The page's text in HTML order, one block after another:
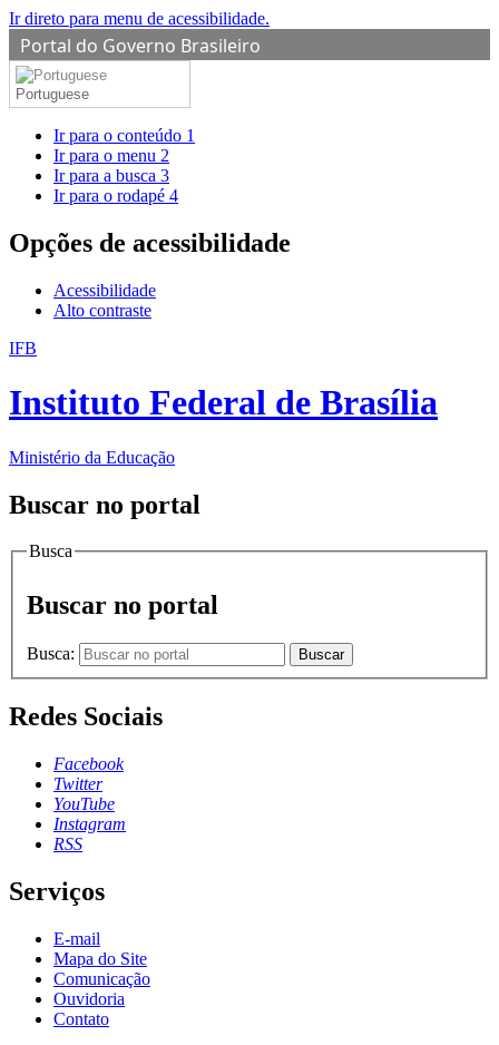
Ir direto para menu de acessibilidade.
Portal do Governo Brasileiro
Portuguese
Ir para o conteúdo 1
Ir para o menu 2
Ir para a busca 3
Ir para o rodapé 4
Opções de acessibilidade
Acessibilidade
Alto contraste
IFB
Instituto Federal de Brasília
Ministério da Educação
Buscar no portal
Busca
Buscar no portal
Busca: Buscar
Redes Sociais
Facebook
Twitter
YouTube
Instagram
RSS
Serviços
E-mail
Mapa do Site
Comunicação
Ouvidoria
Contato